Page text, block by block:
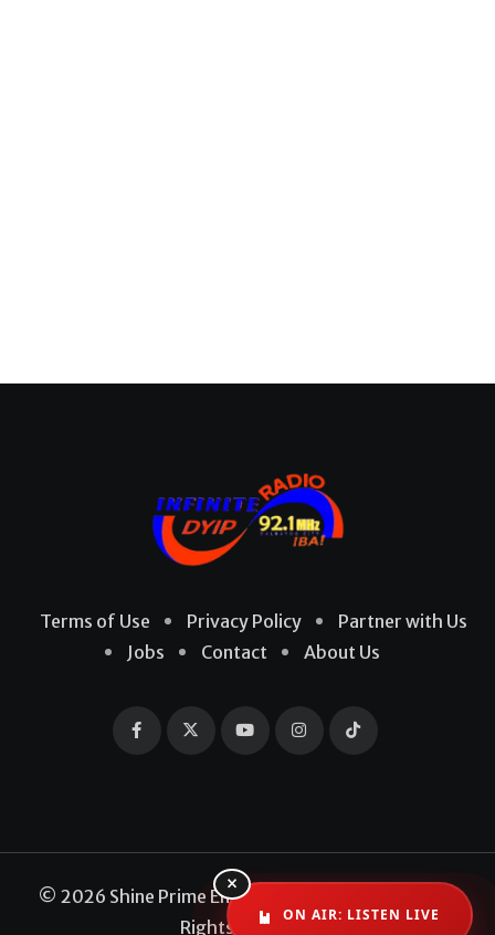
Terms of Use Privacy Policy
Partner with Us
Jobs
Contact About Us
© 2026 Shine Prime Entertainment Production. All
Rights Reserved
×
ON AIR: LISTEN LIVE